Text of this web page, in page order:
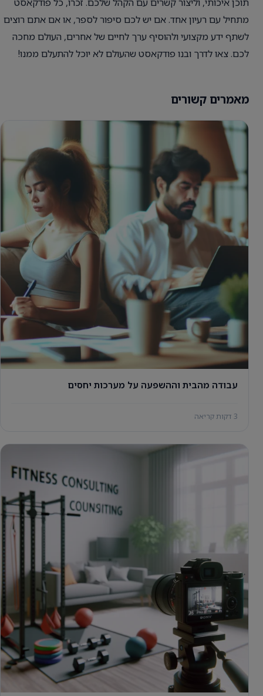
מתחיל עם רעיון אחד. אם יש לכם סיפור לספר, או אם אתם רוצים
לשתף ידע מקצועי ולהוסיף ערך לחיים של אחרים, העולם מחכה
לכם. צאו לדרך ובנו פודקאסט שהעולם לא יוכל להתעלם ממנו!
מאמרים קשורים
עבודה מהבית וההשפעה על מערכות יחסים
3 דקות קריאה